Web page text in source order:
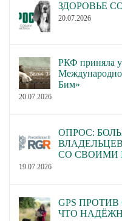
ЗДОРОВЬЕ
20.07.2026
РКФ приняла
Бим»
20.07.2026
ОПРОС:
СО
19.07.2026
GPS
ЧТО